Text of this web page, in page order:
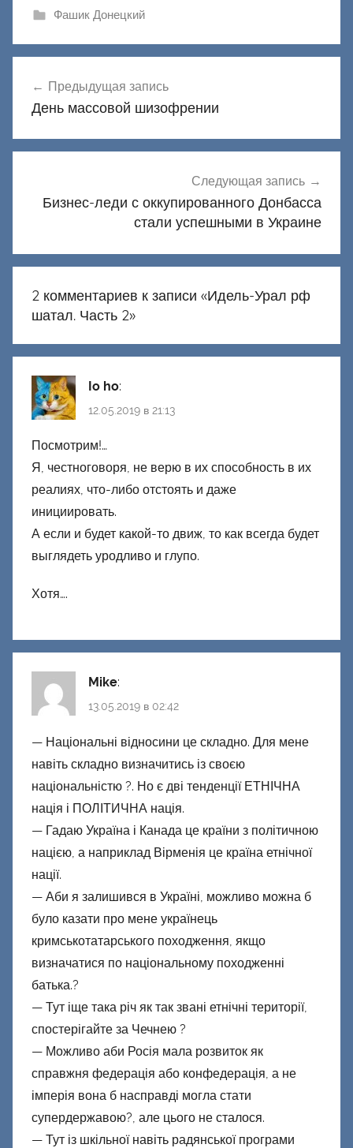
Фашик Донецкий
по
Предыдущая запись
День массовой шизофрении
Следующая запись
Бизнес-леди с оккупированного Донбасса
стали успешными в Украине
2 комментариев к записи «Идель-Урал рф
шатал. Часть 2»
Io ho:
12.05.2019 в 21:13
Посмотрим!…
Я, честноговоря, не верю в их способность в их
реалиях, что-либо отстоять и даже
инициировать.
А если и будет какой-то движ, то как всегда будет
выглядеть уродливо и глупо.
Хотя….
Mike:
13.05.2019 в 02:42
— Національні відносини це складно. Для мене
навіть складно визначитись із своєю
національністю ?. Но є дві тенденції ЕТНІЧНА
нація і ПОЛІТИЧНА нація.
— Гадаю Україна і Канада це країни з політичною
нацією, а наприклад Вірменія це країна етнічної
нації.
— Аби я залишився в Україні, можливо можна б
було казати про мене українець
кримськотатарського походження, якщо
визначатися по національному походженні
батька.?
— Тут іще така річ як так звані етнічні території,
спостерігайте за Чечнею ?
— Можливо аби Росія мала розвиток як
справжня федерація або конфедерація, а не
імперія вона б насправді могла стати
супердержавою?, але цього не сталося.
— Тут із шкільної навіть радянської програми